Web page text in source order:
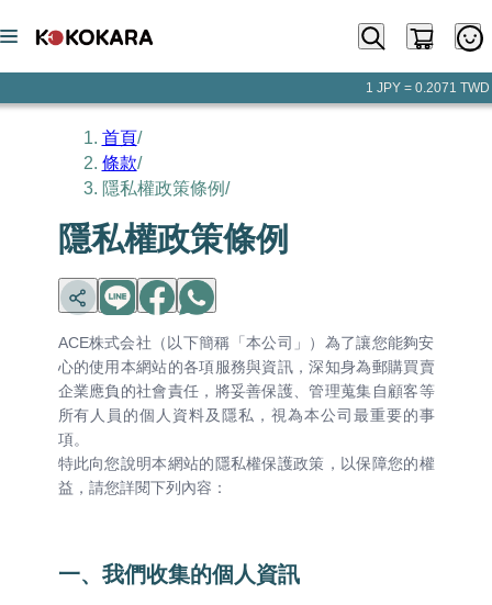
1 JPY = 0.2071 TWD
首頁/
條款/
隱私權政策條例/
隱私權政策條例
ACE株式会社（以下簡稱「本公司」）為了讓您能夠安
心的使用本網站的各項服務與資訊，深知身為郵購買賣
企業應負的社會責任，將妥善保護、管理蒐集自顧客等
所有人員的個人資料及隱私，視為本公司最重要的事
項。
特此向您說明本網站的隱私權保護政策，以保障您的權
益，請您詳閱下列內容：
一、我們收集的個人資訊